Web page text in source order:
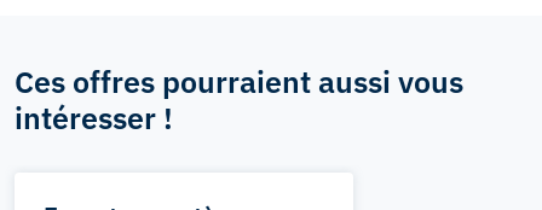
Ces offres pourraient aussi vous
intéresser !